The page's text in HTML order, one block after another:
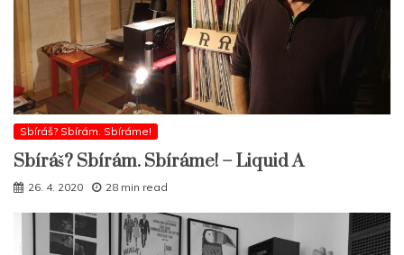
Sbíráš? Sbírám. Sbíráme!
Sbíráš? Sbírám. Sbíráme! – Liquid A
26. 4. 2020 28 min read